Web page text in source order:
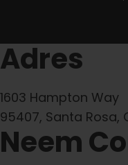
Adres
1603 Hampton Way
95407, Santa Rosa,
Neem